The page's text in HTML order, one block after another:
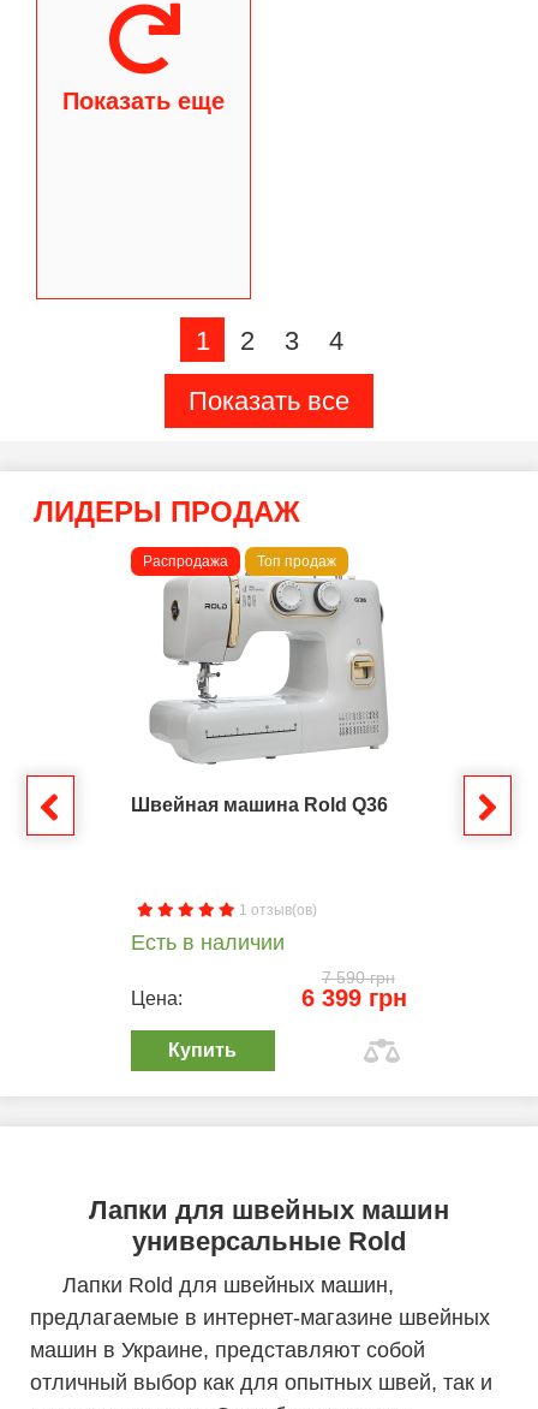
Показать еще
1 2 3
4
Показать все
ЛИДЕРЫ ПРОДАЖ
Распродажа Топ продаж
Швейная машина Rold Q36
1 отзыв(ов)
Есть в наличии
7 590 грн
Цена: 6 399 грн
Купить
Лапки для швейных машин
универсальные Rold
Лапки Rold для швейных машин,
предлагаемые в интернет-магазине швейных
машин в Украине, представляют собой
отличный выбор как для опытных швей, так и